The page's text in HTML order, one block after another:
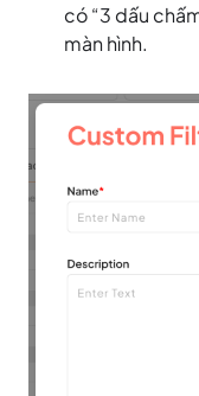
có “3 dấu
màn hình.